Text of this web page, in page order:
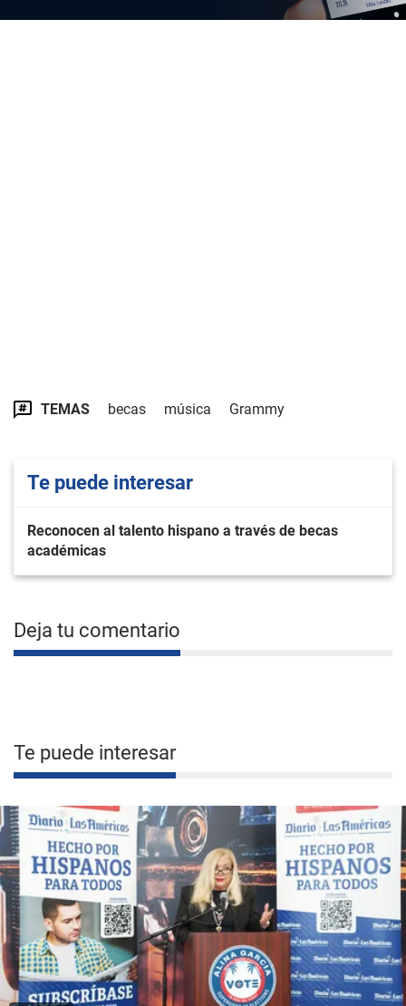
TEMAS becas música Grammy
Te puede interesar
Reconocen al talento hispano a través de becas
académicas
Deja tu comentario
Te puede interesar